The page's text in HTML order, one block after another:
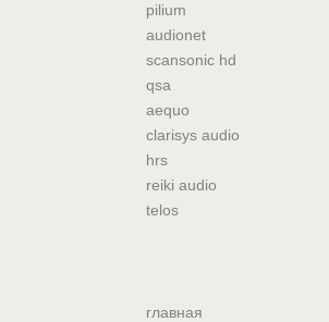
pilium
audionet
scansonic hd
qsa
aequo
clarisys audio
hrs
reiki audio
telos
главная